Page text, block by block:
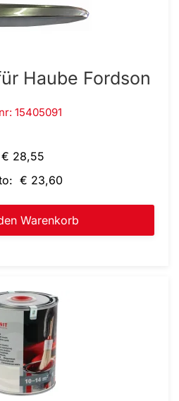
Haube Fordson
15405091
€ 28,55
€ 23,60
Warenkorb